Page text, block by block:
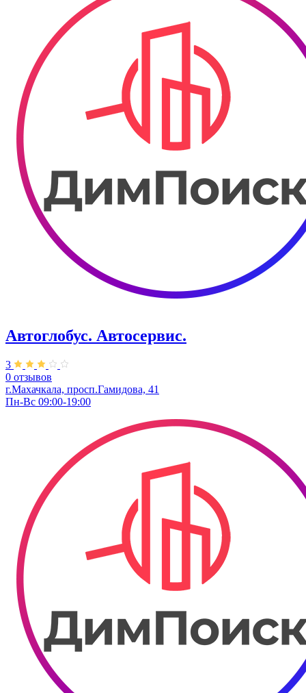
Автоглобус. ​Автосервис.
3
0 отзывов
г.Махачкала, просп.Гамидова, 41
Пн-Вс 09:00-19:00